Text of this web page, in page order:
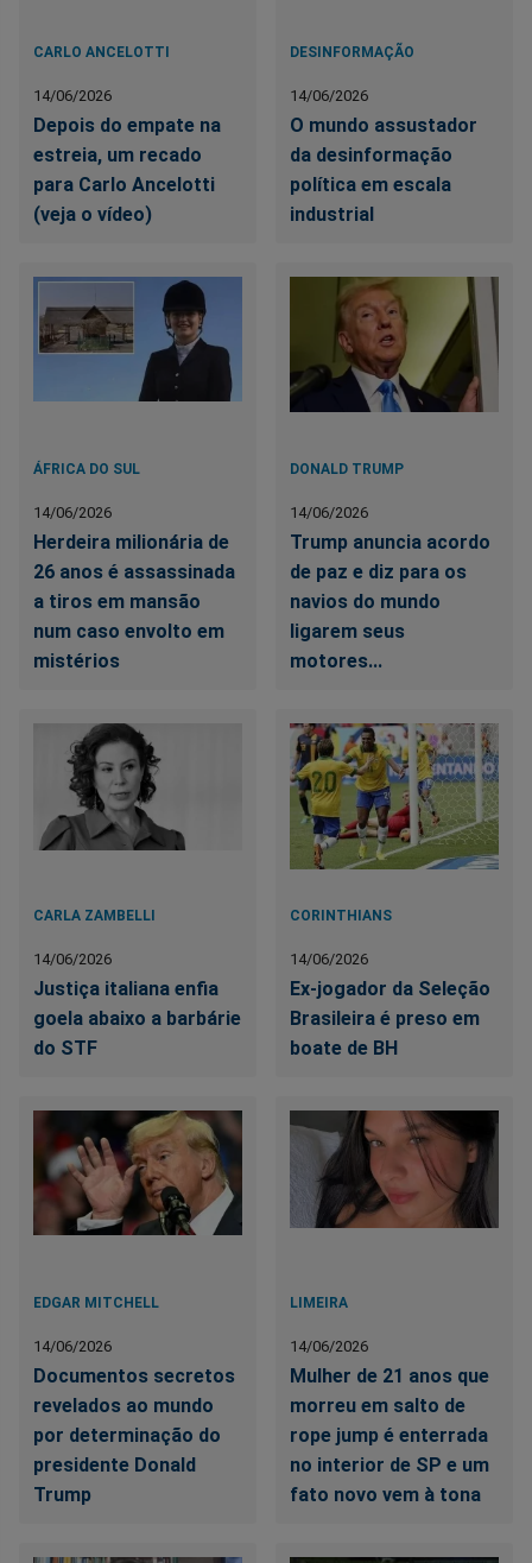
CARLO ANCELOTTI
14/06/2026
Depois do empate na
estreia, um recado
para Carlo Ancelotti
(veja o vídeo)
DESINFORMAÇÃO
14/06/2026
O mundo assustador
da desinformação
política em escala
industrial
ÁFRICA DO SUL
14/06/2026
Herdeira milionária de
26 anos é assassinada
a tiros em mansão
num caso envolto em
mistérios
DONALD TRUMP
14/06/2026
Trump anuncia acordo
de paz e diz para os
navios do mundo
ligarem seus
motores...
CARLA ZAMBELLI
14/06/2026
Justiça italiana enfia
goela abaixo a barbárie
do STF
CORINTHIANS
14/06/2026
Ex-jogador da Seleção
Brasileira é preso em
boate de BH
EDGAR MITCHELL
14/06/2026
Documentos secretos
revelados ao mundo
por determinação do
presidente Donald
Trump
LIMEIRA
14/06/2026
Mulher de 21 anos que
morreu em salto de
rope jump é enterrada
no interior de SP e um
fato novo vem à tona